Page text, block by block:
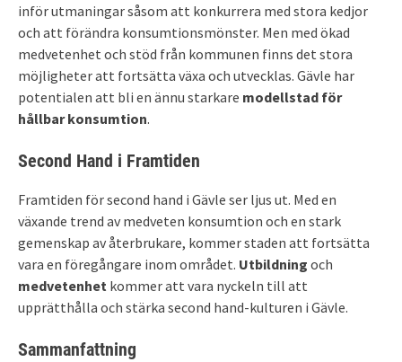
inför utmaningar såsom att konkurrera med stora kedjor
och att förändra konsumtionsmönster. Men med ökad
medvetenhet och stöd från kommunen finns det stora
möjligheter att fortsätta växa och utvecklas. Gävle har
potentialen att bli en ännu starkare modellstad för
hållbar konsumtion.
Second Hand i Framtiden
Framtiden för second hand i Gävle ser ljus ut. Med en
växande trend av medveten konsumtion och en stark
gemenskap av återbrukare, kommer staden att fortsätta
vara en föregångare inom området. Utbildning och
medvetenhet kommer att vara nyckeln till att
upprätthålla och stärka second hand-kulturen i Gävle.
Sammanfattning